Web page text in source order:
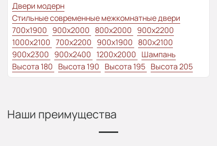
Двери модерн
Стильные современные межкомнатные двери
700x1900 900x2000 800x2000 900x2200
1000x2100 700x2200 900x1900 800x2100
900x2300 900x2400 1200x2000 Шампань
Высота 180 Высота 190 Высота 195 Высота 205
Наши преимущества